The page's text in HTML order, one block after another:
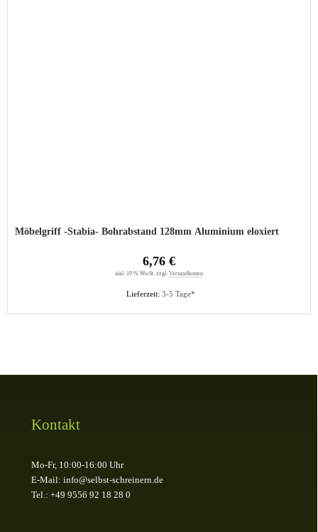
Möbelgriff -Stabia- Bohrabstand 128mm Aluminium eloxiert
Lieferzeit: 3-5 Tage*
6,76 €
inkl. 19 % MwSt. zzgl. Versandkosten
Kontakt
Mo-Fr, 10:00-16:00 Uhr
E-Mail: info@selbst-schreinern.de
Tel.: +49 9556 92 18 28 0